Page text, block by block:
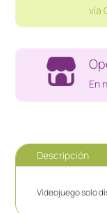
vía
En
Descripción
Videojuego solo